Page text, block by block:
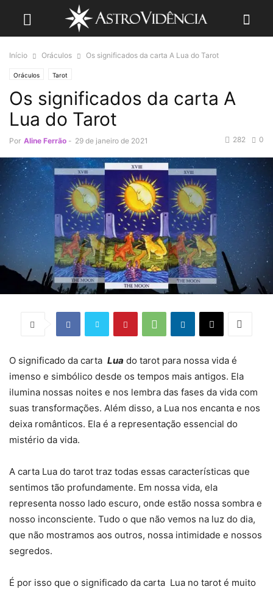
Início Oráculos Os significados da carta A Lua do Tarot
Oráculos Tarot
Os significados da carta A
Lua do Tarot
Por Aline Ferrão - 29 de janeiro de 2021 0
282
O significado da carta Lua do tarot para nossa vida é
imenso e simbólico desde os tempos mais antigos. Ela
ilumina nossas noites e nos lembra das fases da vida com
suas transformações. Além disso, a Lua nos encanta e nos
deixa românticos. Ela é a representação essencial do
mistério da vida.
A carta Lua do tarot traz todas essas características que
sentimos tão profundamente. Em nossa vida, ela
representa nosso lado escuro, onde estão nossa sombra e
nosso inconsciente. Tudo o que não vemos na luz do dia,
que não mostramos aos outros, nossa intimidade e nossos
segredos.
É por isso que o significado da carta Lua no tarot é muito